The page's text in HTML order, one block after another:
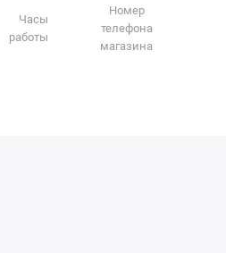
Часы
работы
Номер
телефона
магазина